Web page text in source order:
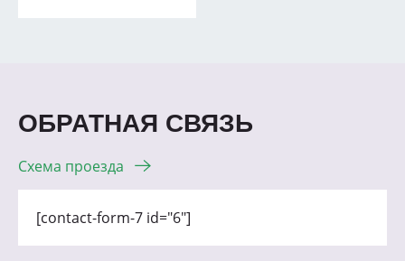
ОБРАТНАЯ СВЯЗЬ
Схема проезда
[contact-form-7 id="6"]